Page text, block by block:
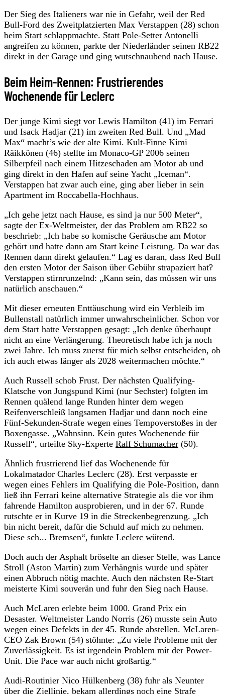
Der Sieg des Italieners war nie in Gefahr, weil der Red
Bull-Ford des Zweitplatzierten Max Verstappen (28) schon
beim Start schlappmachte. Statt Pole-Setter Antonelli
angreifen zu können, parkte der Niederländer seinen RB22
direkt in der Garage und ging wutschnaubend nach Hause.
Beim Heim-Rennen: Frustrierendes
Wochenende für Leclerc
Der junge Kimi siegt vor Lewis Hamilton (41) im Ferrari
und Isack Hadjar (21) im zweiten Red Bull. Und „Mad
Max“ macht’s wie der alte Kimi. Kult-Finne Kimi
Räikkönen (46) stellte im Monaco-GP 2006 seinen
Silberpfeil nach einem Hitzeschaden am Motor ab und
ging direkt in den Hafen auf seine Yacht „Iceman“.
Verstappen hat zwar auch eine, ging aber lieber in sein
Apartment im Roccabella-Hochhaus.
„Ich gehe jetzt nach Hause, es sind ja nur 500 Meter“,
sagte der Ex-Weltmeister, der das Problem am RB22 so
beschrieb: „Ich habe so komische Geräusche am Motor
gehört und hatte dann am Start keine Leistung. Da war das
Rennen dann direkt gelaufen.“ Lag es daran, dass Red Bull
den ersten Motor der Saison über Gebühr strapaziert hat?
Verstappen stirnrunzelnd: „Kann sein, das müssen wir uns
natürlich anschauen.“
Mit dieser erneuten Enttäuschung wird ein Verbleib im
Bullenstall natürlich immer unwahrscheinlicher. Schon vor
dem Start hatte Verstappen gesagt: „Ich denke überhaupt
nicht an eine Verlängerung. Theoretisch habe ich ja noch
zwei Jahre. Ich muss zuerst für mich selbst entscheiden, ob
ich auch etwas länger als 2028 weitermachen möchte.“
Auch Russell schob Frust. Der nächsten Qualifying-
Klatsche von Jungspund Kimi (nur Sechster) folgten im
Rennen quälend lange Runden hinter dem wegen
Reifenverschleiß langsamen Hadjar und dann noch eine
Fünf-Sekunden-Strafe wegen eines Tempoverstoßes in der
Boxengasse. „Wahnsinn. Kein gutes Wochenende für
Russell“, urteilte Sky-Experte Ralf Schumacher (50).
Ähnlich frustrierend lief das Wochenende für
Lokalmatador Charles Leclerc (28). Erst verpasste er
wegen eines Fehlers im Qualifying die Pole-Position, dann
ließ ihn Ferrari keine alternative Strategie als die vor ihm
fahrende Hamilton ausprobieren, und in der 67. Runde
rutschte er in Kurve 19 in die Streckenbegrenzung. „Ich
bin nicht bereit, dafür die Schuld auf mich zu nehmen.
Diese sch... Bremsen“, funkte Leclerc wütend.
Doch auch der Asphalt bröselte an dieser Stelle, was Lance
Stroll (Aston Martin) zum Verhängnis wurde und später
einen Abbruch nötig machte. Auch den nächsten Re-Start
meisterte Kimi souverän und fuhr den Sieg nach Hause.
Auch McLaren erlebte beim 1000. Grand Prix ein
Desaster. Weltmeister Lando Norris (26) musste sein Auto
wegen eines Defekts in der 45. Runde abstellen. McLaren-
CEO Zak Brown (54) stöhnte: „Zu viele Probleme mit der
Zuverlässigkeit. Es ist irgendein Problem mit der Power-
Unit. Die Pace war auch nicht großartig.“
Audi-Routinier Nico Hülkenberg (38) fuhr als Neunter
über die Ziellinie, bekam allerdings noch eine Strafe